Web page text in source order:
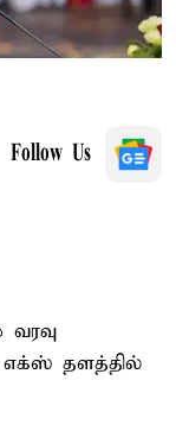
Follow Us
எக்ஸ் தளத்தில்